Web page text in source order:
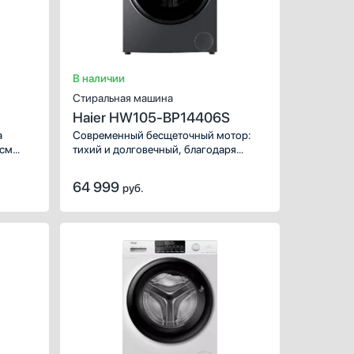
В наличии
Стиральная машина
Haier HW105-BP14406S
Современный бесщеточный мотор:
тихий и долговечный, благодаря
снижает расход электроэнергии.
64 999 руб.